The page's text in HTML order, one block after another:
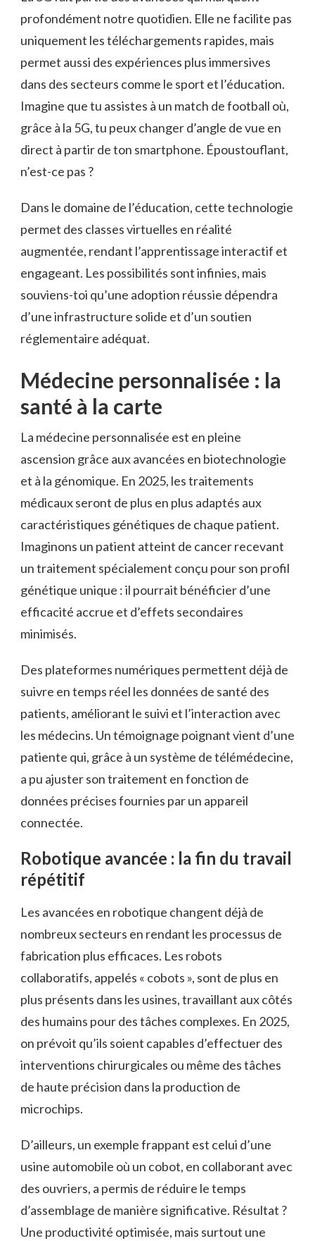
profondément notre quotidien. Elle ne facilite pas
uniquement les téléchargements rapides, mais
permet aussi des expériences plus immersives
dans des secteurs comme le sport et l’éducation.
Imagine que tu assistes à un match de football où,
grâce à la 5G, tu peux changer d’angle de vue en
direct à partir de ton smartphone. Époustouflant,
n’est-ce pas ?
Dans le domaine de l’éducation, cette technologie
permet des classes virtuelles en réalité
augmentée, rendant l’apprentissage interactif et
engageant. Les possibilités sont infinies, mais
souviens-toi qu’une adoption réussie dépendra
d’une infrastructure solide et d’un soutien
réglementaire adéquat.
Médecine personnalisée : la
santé à la carte
La médecine personnalisée est en pleine
ascension grâce aux avancées en biotechnologie
et à la génomique. En 2025, les traitements
médicaux seront de plus en plus adaptés aux
caractéristiques génétiques de chaque patient.
Imaginons un patient atteint de cancer recevant
un traitement spécialement conçu pour son profil
génétique unique : il pourrait bénéficier d’une
efficacité accrue et d’effets secondaires
minimisés.
Des plateformes numériques permettent déjà de
suivre en temps réel les données de santé des
patients, améliorant le suivi et l’interaction avec
les médecins. Un témoignage poignant vient d’une
patiente qui, grâce à un système de télémédecine,
a pu ajuster son traitement en fonction de
données précises fournies par un appareil
connectée.
Robotique avancée : la fin du travail
répétitif
Les avancées en robotique changent déjà de
nombreux secteurs en rendant les processus de
fabrication plus efficaces. Les robots
collaboratifs, appelés « cobots », sont de plus en
plus présents dans les usines, travaillant aux côtés
des humains pour des tâches complexes. En 2025,
on prévoit qu’ils soient capables d’effectuer des
interventions chirurgicales ou même des tâches
de haute précision dans la production de
microchips.
D’ailleurs, un exemple frappant est celui d’une
usine automobile où un cobot, en collaborant avec
des ouvriers, a permis de réduire le temps
d’assemblage de manière significative. Résultat ?
Une productivité optimisée, mais surtout une